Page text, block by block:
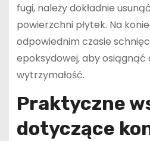
fugi, należy dokładnie
powierzchni płytek. Na
odpowiednim czasie
epoksydowej, aby
wytrzymałość.
Praktyczne
dotyczące